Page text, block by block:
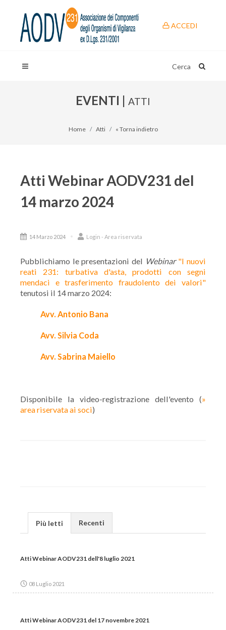
ACCEDI
Cerca
EVENTI | ATTI
Home Atti « Torna indietro
Atti Webinar AODV231 del
14 marzo 2024
14 Marzo 2024 Login - Area riservata
Pubblichiamo le presentazioni del Webinar "I nuovi
reati 231: turbativa d'asta, prodotti con segni
mendaci e trasferimento fraudolento dei valori"
tenutosi il 14 marzo 2024:
Avv. Antonio Bana
Avv. Silvia Coda
Avv. Sabrina Maiello
Disponibile la video-registrazione dell'evento (»
area riservata ai soci)
Più letti Recenti
Atti Webinar AODV231 dell'8 luglio 2021
08 Luglio 2021
Atti Webinar AODV231 del 17 novembre 2021